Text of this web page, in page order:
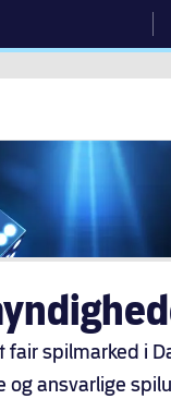
fair spilmarked i
og ansvarlige